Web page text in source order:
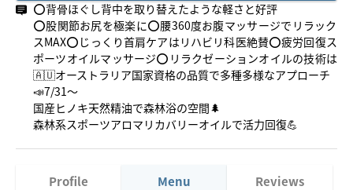
⭕️背骨ほぐし背中を取り替えたような軽さと好評
⭕️股関節お尻を極楽に⭕️腰360度お腹マッサージでリラック
スMAX⭕️じっくり首肩ケアはリハビリ科医絶賛⭕️疲労回復ス
ポーツオイルマッサージ⭕️リラクゼーションオイルの技術は
🇦🇺オーストラリア国家資格の品質で多種多様なアプローチ
📣7/31〜
国産ヒノキ天然精油で森林浴の空間🌲
森林系スポーツアロマリカバリーオイルで活力回復💪
Profile Menu Reviews